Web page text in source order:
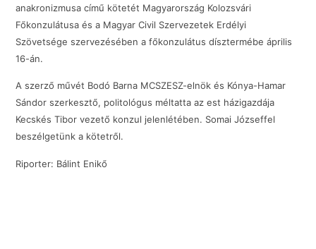
anakronizmusa című kötetét Magyarország Kolozsvári
Főkonzulátusa és a Magyar Civil Szervezetek Erdélyi
Szövetsége szervezésében a főkonzulátus dísztermébe április
16-án.
A szerző művét Bodó Barna MCSZESZ-elnök és Kónya-Hamar
Sándor szerkesztő, politológus méltatta az est házigazdája
Kecskés Tibor vezető konzul jelenlétében. Somai Józseffel
beszélgetünk a kötetről.
Riporter: Bálint Enikő